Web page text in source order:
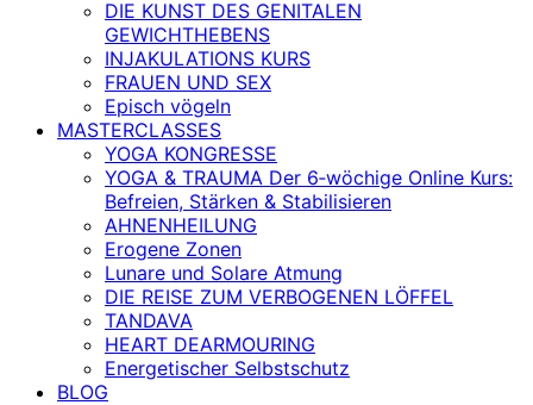
DIE KUNST DES GENITALEN
GEWICHTHEBENS
INJAKULATIONS KURS
FRAUEN UND SEX
Episch vögeln
MASTERCLASSES
YOGA KONGRESSE
YOGA & TRAUMA Der 6‑wöchige Online Kurs:
Befreien, Stärken & Stabilisieren
AHNENHEILUNG
Erogene Zonen
Lunare und Solare Atmung
DIE REISE ZUM VERBOGENEN LÖFFEL
TANDAVA
HEART DEARMOURING
Energetischer Selbstschutz
BLOG